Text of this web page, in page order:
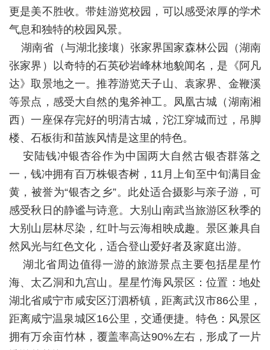
更是美不胜收。带娃游览校园，可以感受浓厚的学术
气息和独特的校园风景。
湖南省（与湖北接壤）张家界国家森林公园（湖南
张家界）以奇特的石英砂岩峰林地貌闻名，是《阿凡
达》取景地之一。推荐游览天子山、袁家界、金鞭溪
等景点，感受大自然的鬼斧神工。凤凰古城（湖南湘
西）一座保存完好的明清古城，沱江穿城而过，吊脚
楼、石板街和苗族风情是这里的特色。
安陆钱冲银杏谷作为中国两大自然古银杏群落之
一，钱冲拥有百万株银杏树，11月上旬至中旬满目金
黄，被誉为“银杏之乡”。此处适合摄影与亲子游，可
感受秋日的静谧与诗意。大别山南武当旅游区秋季的
大别山层林尽染，红叶与云海相映成趣。景区兼具自
然风光与红色文化，适合登山爱好者及家庭出游。
湖北省周边值得一游的旅游景点主要包括星星竹
海、太乙洞和九宫山。星星竹海风景区：位置：地处
湖北省咸宁市咸安区汀泗桥镇，距离武汉市86公里，
距离咸宁温泉城区16公里，交通便捷。特色：风景区
拥有万余亩竹林，覆盖率高达90%左右，形成了一片